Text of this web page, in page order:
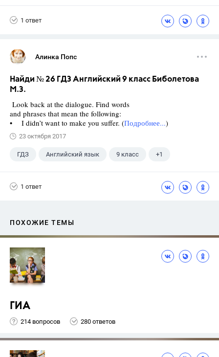
1 ответ
Алинка Попс
Найди № 26 ГДЗ Английский 9 класс Биболетова
М.З.
Look back at the dialogue. Find words
and phrases that mean the following:
• I didn’t want to make you suffer. (Подробнее...)
23 октября 2017
ГДЗ Английский язык 9 класс +1
1 ответ
ПОХОЖИЕ ТЕМЫ
ГИА
214 вопросов 280 ответов